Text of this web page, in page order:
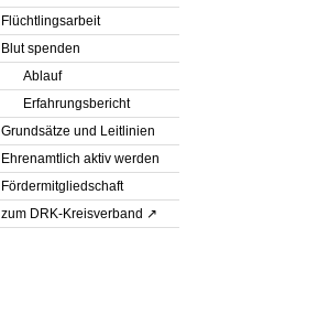
Flüchtlingsarbeit
Blut spenden
Ablauf
Erfahrungsbericht
Grundsätze und Leitlinien
Ehrenamtlich aktiv werden
Fördermitgliedschaft
zum DRK-Kreisverband